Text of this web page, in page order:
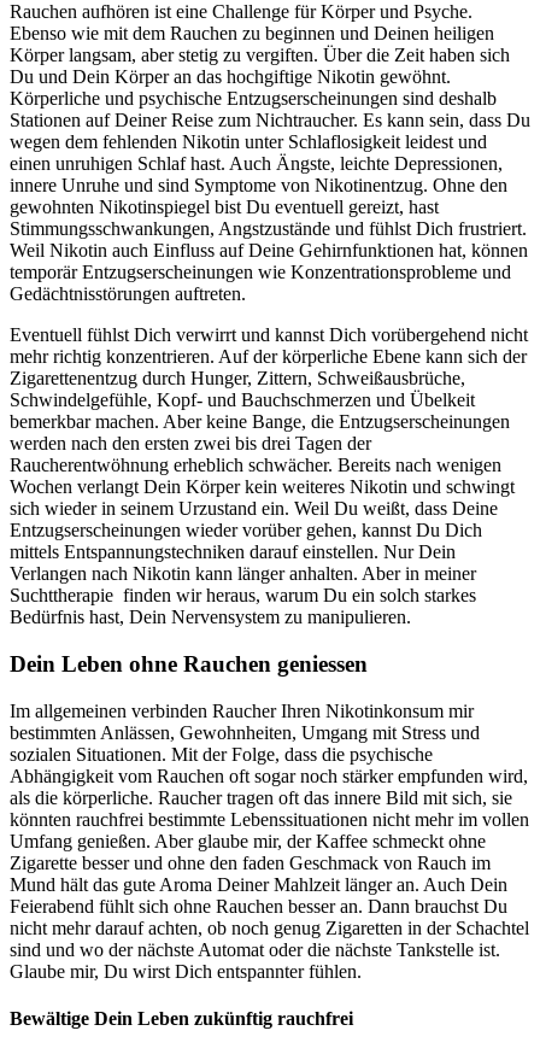
Rauchen aufhören ist eine Challenge für Körper und Psyche.
Ebenso wie mit dem Rauchen zu beginnen und Deinen heiligen
Körper langsam, aber stetig zu vergiften. Über die Zeit haben sich
Du und Dein Körper an das hochgiftige Nikotin gewöhnt.
Körperliche und psychische Entzugserscheinungen sind deshalb
Stationen auf Deiner Reise zum Nichtraucher. Es kann sein, dass Du
wegen dem fehlenden Nikotin unter Schlaflosigkeit leidest und
einen unruhigen Schlaf hast. Auch Ängste, leichte Depressionen,
innere Unruhe und sind Symptome von Nikotinentzug. Ohne den
gewohnten Nikotinspiegel bist Du eventuell gereizt, hast
Stimmungsschwankungen, Angstzustände und fühlst Dich frustriert.
Weil Nikotin auch Einfluss auf Deine Gehirnfunktionen hat, können
temporär Entzugserscheinungen wie Konzentrationsprobleme und
Gedächtnisstörungen auftreten.
Eventuell fühlst Dich verwirrt und kannst Dich vorübergehend nicht
mehr richtig konzentrieren. Auf der körperliche Ebene kann sich der
Zigarettenentzug durch Hunger, Zittern, Schweißausbrüche,
Schwindelgefühle, Kopf- und Bauchschmerzen und Übelkeit
bemerkbar machen. Aber keine Bange, die Entzugserscheinungen
werden nach den ersten zwei bis drei Tagen der
Raucherentwöhnung erheblich schwächer. Bereits nach wenigen
Wochen verlangt Dein Körper kein weiteres Nikotin und schwingt
sich wieder in seinem Urzustand ein. Weil Du weißt, dass Deine
Entzugserscheinungen wieder vorüber gehen, kannst Du Dich
mittels Entspannungstechniken darauf einstellen. Nur Dein
Verlangen nach Nikotin kann länger anhalten. Aber in meiner
Suchttherapie finden wir heraus, warum Du ein solch starkes
Bedürfnis hast, Dein Nervensystem zu manipulieren.
Dein Leben ohne Rauchen geniessen
Im allgemeinen verbinden Raucher Ihren Nikotinkonsum mir
bestimmten Anlässen, Gewohnheiten, Umgang mit Stress und
sozialen Situationen. Mit der Folge, dass die psychische
Abhängigkeit vom Rauchen oft sogar noch stärker empfunden wird,
als die körperliche. Raucher tragen oft das innere Bild mit sich, sie
könnten rauchfrei bestimmte Lebenssituationen nicht mehr im vollen
Umfang genießen. Aber glaube mir, der Kaffee schmeckt ohne
Zigarette besser und ohne den faden Geschmack von Rauch im
Mund hält das gute Aroma Deiner Mahlzeit länger an. Auch Dein
Feierabend fühlt sich ohne Rauchen besser an. Dann brauchst Du
nicht mehr darauf achten, ob noch genug Zigaretten in der Schachtel
sind und wo der nächste Automat oder die nächste Tankstelle ist.
Glaube mir, Du wirst Dich entspannter fühlen.
Bewältige Dein Leben zukünftig rauchfrei